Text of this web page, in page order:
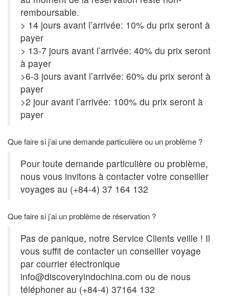
remboursable.
> 14 jours avant l’arrivée: 10% du prix seront à
payer
> 13-7 jours avant l’arrivée: 40% du prix seront
à payer
>6-3 jours avant l’arrivée: 60% du prix seront à
payer
>2 jour avant l’arrivée: 100% du prix seront à
payer
Que faire si j’ai une demande particulière ou un problème ?
Pour toute demande particulière ou problème,
nous vous invitons à contacter votre conseiller
voyages au (+84-4) 37 164 132
Que faire si j’ai un problème de réservation ?
Pas de panique, notre Service Clients veille ! Il
vous suffit de contacter un conseiller voyage
par courrier électronique
info@discoveryindochina.com ou de nous
téléphoner au (+84-4) 37164 132